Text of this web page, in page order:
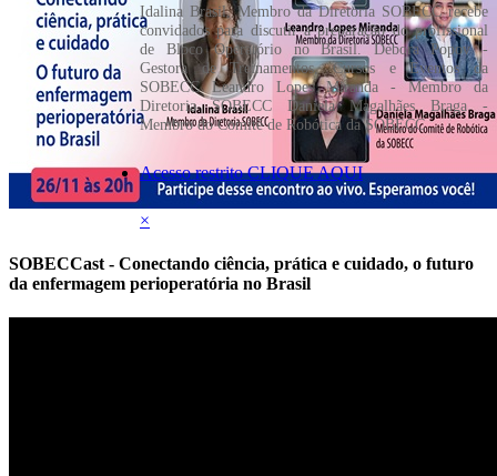
Idalina Brasil, Membro da Diretoria SOBECC recebe
convidados para discutir a preparação do profissional
de Bloco Operatório no Brasil. Débora Popov -
Gestora de Treinamentos, Cursos e Eventos da
SOBECC Leandro Lopes Miranda - Membro da
Diretoria SOBECC Daniela Magalhães Braga -
Membro do Comitê de Robótica da SOBECC
Acesso restrito CLIQUE AQUI
×
SOBECCast - Conectando ciência, prática e cuidado, o futuro
da enfermagem perioperatória no Brasil